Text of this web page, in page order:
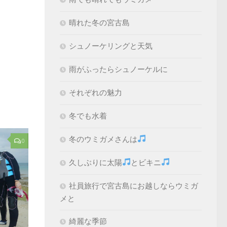
0
晴れた冬の宮古島
シュノーケリングと天気
雨がふったらシュノーケルに
それぞれの魅力
冬でも水着
冬のウミガメさんは
久しぶりに太陽 とビキニ
社員旅行で宮古島にお越しならウミガ
メと
綺麗な季節